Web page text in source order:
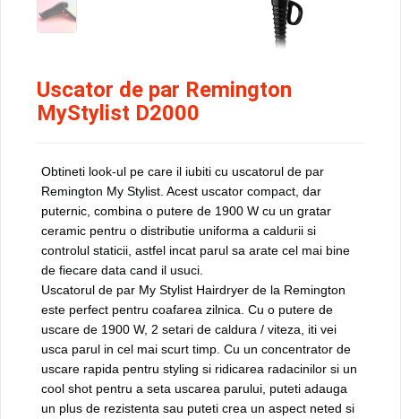
Uscator de par Remington
MyStylist D2000
Obtineti look-ul pe care il iubiti cu uscatorul de par
Remington My Stylist. Acest uscator compact, dar
puternic, combina o putere de 1900 W cu un gratar
ceramic pentru o distributie uniforma a caldurii si
controlul staticii, astfel incat parul sa arate cel mai bine
de fiecare data cand il usuci.
Uscatorul de par My Stylist Hairdryer de la Remington
este perfect pentru coafarea zilnica. Cu o putere de
uscare de 1900 W, 2 setari de caldura / viteza, iti vei
usca parul in cel mai scurt timp. Cu un concentrator de
uscare rapida pentru styling si ridicarea radacinilor si un
cool shot pentru a seta uscarea parului, puteti adauga
un plus de rezistenta sau puteti crea un aspect neted si